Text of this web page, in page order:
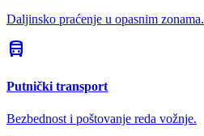
Daljinsko praćenje u opasnim zonama.
directions_bus
Putnički transport
Bezbednost i poštovanje reda vožnje.